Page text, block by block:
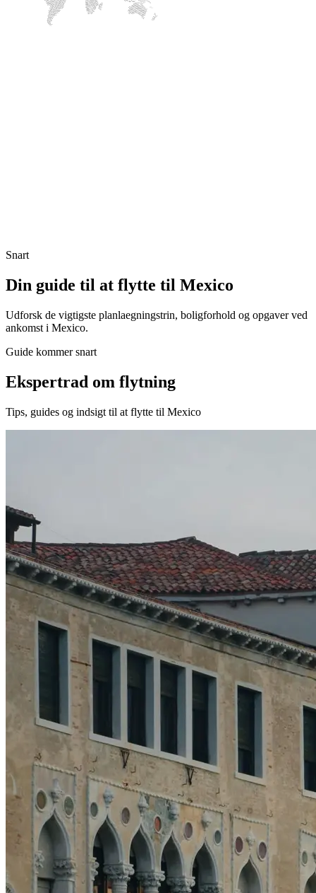
Snart
Din guide til at flytte til Mexico
Udforsk de vigtigste planlaegningstrin, boligforhold og opgaver ved
ankomst i Mexico.
Guide kommer snart
Ekspertrad om flytning
Tips, guides og indsigt til at flytte til Mexico